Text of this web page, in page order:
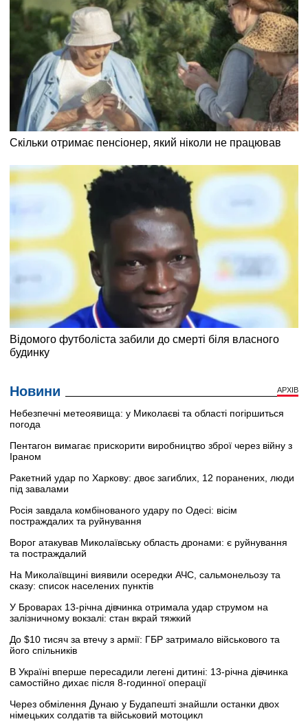
Новини АРХІВ
Небезпечні метеоявища: у Миколаєві та області погіршиться
погода
Пентагон вимагає прискорити виробництво зброї через війну з
Іраном
Ракетний удар по Харкову: двоє загиблих, 12 поранених, люди
під завалами
Росія завдала комбінованого удару по Одесі: вісім
постраждалих та руйнування
Ворог атакував Миколаївську область дронами: є руйнування
та постраждалий
На Миколаївщині виявили осередки АЧС, сальмонельозу та
сказу: список населених пунктів
У Броварах 13-річна дівчинка отримала удар струмом на
залізничному вокзалі: стан вкрай тяжкий
До $10 тисяч за втечу з армії: ГБР затримало військового та
його спільників
В Україні вперше пересадили легені дитині: 13-річна дівчинка
самостійно дихає після 8-годинної операції
Через обмілення Дунаю у Будапешті знайшли останки двох
німецьких солдатів та військовий мотоцикл